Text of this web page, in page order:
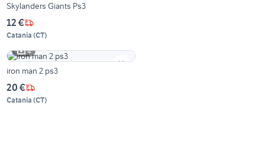
Skylanders Giants Ps3
12 €
Catania (CT)
4
iron man 2 ps3
20 €
Catania (CT)